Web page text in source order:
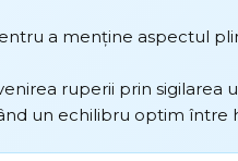
a menține aspectul
ruperii prin sigilarea
un echilibru optim între